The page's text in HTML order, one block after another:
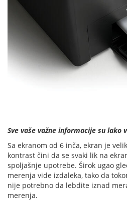
Sve vaše važne informacije su lako
Sa ekranom od 6 inča, ekran je
kontrast čini da se svaki lik na
spoljašnje upotrebe. Širok ugao
merenja vide izdaleka, tako da
nije potrebno da lebdite iznad
merenja.